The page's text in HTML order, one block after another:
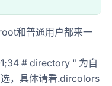
和普通用户都来一
# directory " 为自
，具体请看.dircolors